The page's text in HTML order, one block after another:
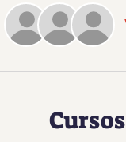
Cursos